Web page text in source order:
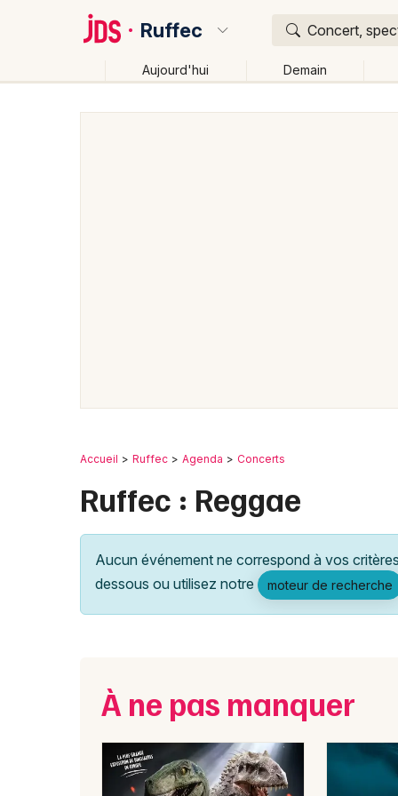
Ruffec Concert,
Aujourd'hui Demain
Accueil Ruffec Agenda Concerts
Ruffec : Reggae
Aucun événement ne correspond à vos
dessous ou utilisez notre
moteur de recherche
À ne pas manquer